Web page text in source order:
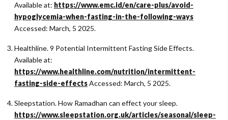
Available at: https://www.emc.id/en/care-plus/avoid-
hypoglycemia-when-fasting-in-the-following-ways
Accessed: March, 5 2025.
Healthline. 9 Potential Intermittent Fasting Side Effects.
Available at:
https://www.healthline.com/nutrition/intermittent-
fasting-side-effectsAccessed: March, 5 2025.
Sleepstation. How Ramadhan can effect your sleep.
https://www.sleepstation.org.uk/articles/seasonal/sleep-